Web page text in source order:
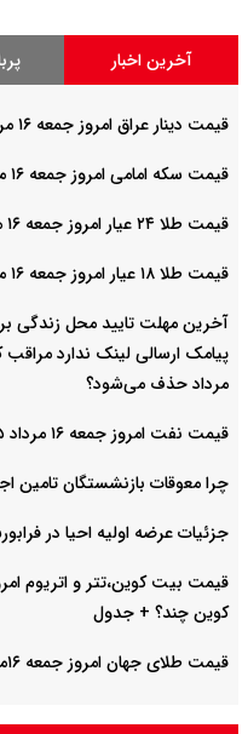
آخرین اخبار
قیمت دینار عراق امروز جمعه ۱۶ مرداد ۱۴۰۵ اعلام شد + جدول
قیمت سکه امامی امروز جمعه ۱۶ مرداد ۱۴۰۵ اعلام شد/ کاهش قیمت سکه
قیمت طلا ۲۴ عیار امروز جمعه ۱۶ مرداد ۱۴۰۵/ صعود طلا ادامه‌دار شد
قیمت طلا ۱۸ عیار امروز جمعه ۱۶ مرداد ۱۴۰۵ اعلام شد/ طلا بر مدار صعود
آخرین مهلت تایید محل زندگی
پیامک ارسالی لینک ندارد مراقب
مرداد حذف می‌شود؟
قیمت نفت امروز جمعه ۱۶ مرداد ۱۴۰۵ / نفت صعودی شد + جدول
چرا معوقات بازنشستگان تامین
جزئیات عرضه اولیه احیا در
کوین چند؟ + جدول
قیمت طلای جهان امروز جمعه ۱۶مرداد۱۴۰۵ /هر اونس طلا چند ؟ + جدول